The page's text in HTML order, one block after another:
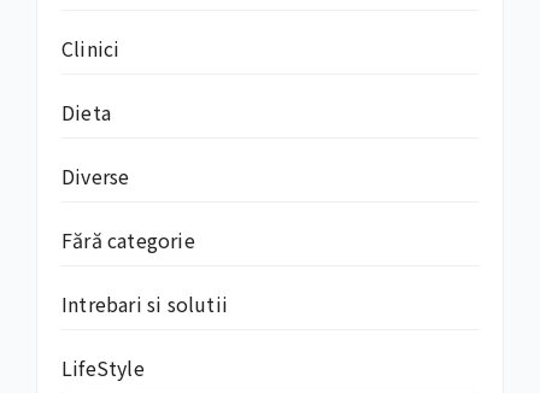
Clinici
Dieta
Diverse
Fără categorie
Intrebari si solutii
LifeStyle